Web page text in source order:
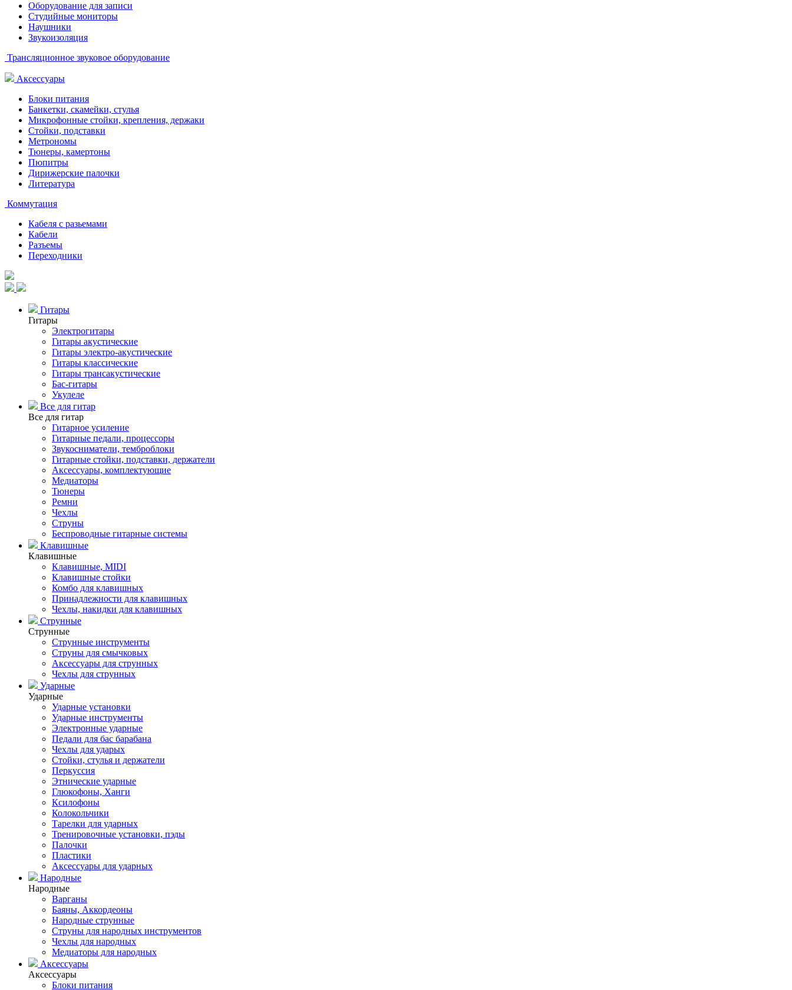
Оборудование для записи
Студийные мониторы
Наушники
Звукоизоляция
Трансляционное звуковое оборудование
Аксессуары
Блоки питания
Банкетки, скамейки, стулья
Микрофонные стойки, крепления, держаки
Стойки, подставки
Метрономы
Тюнеры, камертоны
Пюпитры
Дирижерские палочки
Литература
Коммутация
Кабеля с разьемами
Кабели
Разъемы
Переходники
Гитары
Гитары
Электрогитары
Гитары акустические
Гитары электро-акустические
Гитары классические
Гитары трансакустические
Бас-гитары
Укулеле
Все для гитар
Все для гитар
Гитарное усиление
Гитарные педали, процессоры
Звукосниматели, темброблоки
Гитарные стойки, подставки, держатели
Аксессуары, комплектующие
Медиаторы
Тюнеры
Ремни
Чехлы
Струны
Беспроводные гитарные системы
Клавишные
Клавишные
Клавишные, MIDI
Клавишные стойки
Комбо для клавишных
Принадлежности для клавишных
Чехлы, накидки для клавишных
Струнные
Струнные
Струнные инструменты
Струны для смычковых
Аксессуары для струнных
Чехлы для струнных
Ударные
Ударные
Ударные установки
Ударные инструменты
Электронные ударные
Педали для бас барабана
Чехлы для ударых
Стойки, стулья и держатели
Перкуссия
Этнические ударные
Глюкофоны, Ханги
Ксилофоны
Колокольчики
Тарелки для ударных
Тренировочные установки, пэды
Палочки
Пластики
Аксессуары для ударных
Народные
Народные
Варганы
Баяны, Аккордеоны
Народные струнные
Струны для народных инструментов
Чехлы для народных
Медиаторы для народных
Аксессуары
Аксессуары
Блоки питания